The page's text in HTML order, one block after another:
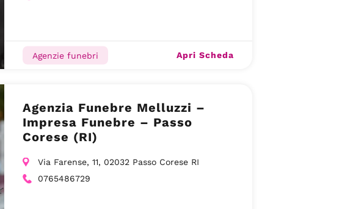
Agenzie funebri Apri Scheda
Agenzia Funebre Melluzzi –
Impresa Funebre – Passo
Corese (RI)
Via Farense, 11, 02032 Passo Corese RI
0765486729